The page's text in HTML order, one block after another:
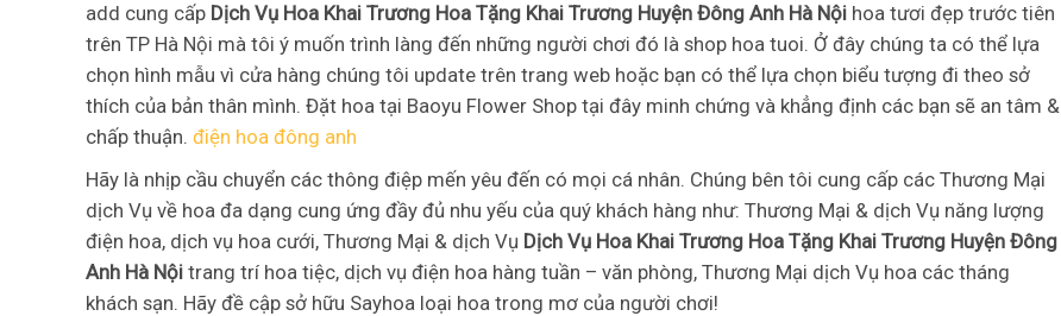
add cung cấp Dịch Vụ Hoa Khai Trương Hoa Tặng Khai Trương Huyện Đông Anh Hà Nội hoa tươi đẹp trước tiên
trên TP Hà Nội mà tôi ý muốn trình làng đến những người chơi đó là shop hoa tuoi. Ở đây chúng ta có thể lựa
chọn hình mẫu vì cửa hàng chúng tôi update trên trang web hoặc bạn có thể lựa chọn biểu tượng đi theo sở
thích của bản thân mình. Đặt hoa tại Baoyu Flower Shop tại đây minh chứng và khẳng định các bạn sẽ an tâm &
chấp thuận. điện hoa đông anh
Hãy là nhịp cầu chuyển các thông điệp mến yêu đến có mọi cá nhân. Chúng bên tôi cung cấp các Thương Mại
dịch Vụ về hoa đa dạng cung ứng đầy đủ nhu yếu của quý khách hàng như: Thương Mại & dịch Vụ năng lượng
điện hoa, dịch vụ hoa cưới, Thương Mại & dịch Vụ Dịch Vụ Hoa Khai Trương Hoa Tặng Khai Trương Huyện Đông
Anh Hà Nội trang trí hoa tiệc, dịch vụ điện hoa hàng tuần – văn phòng, Thương Mại dịch Vụ hoa các tháng
khách sạn. Hãy đề cập sở hữu Sayhoa loại hoa trong mơ của người chơi!